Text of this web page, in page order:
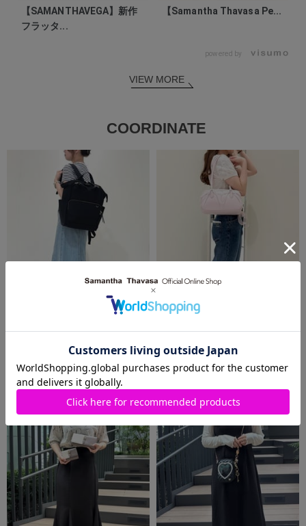
【SAMANTHAVEGA】新作
フラッタ...
【Samantha Thavasa Pe...
powered by
VIEW MORE
COORDINATE
2026.08.08
Samantha Thavasa
2026.08.07
Samantha Thavasa